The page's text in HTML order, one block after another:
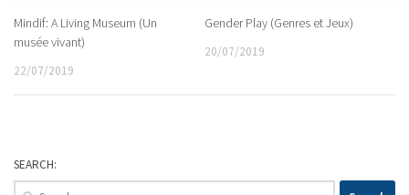
Mindif: A Living Museum (Un
musée vivant)
22/07/2019
Gender Play (Genres et Jeux)
20/07/2019
SEARCH:
Search